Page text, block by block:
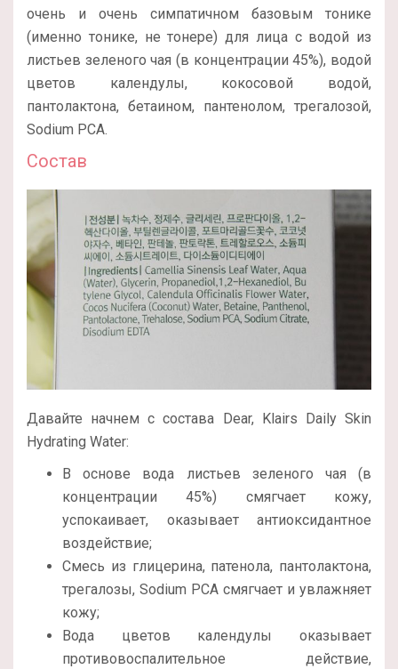
очень и очень симпатичном базовым тонике
(именно тонике, не тонере) для лица с водой из
листьев зеленого чая (в концентрации 45%), водой
цветов календулы, кокосовой водой,
пантолактона, бетаином, пантенолом, трегалозой,
Sodium PCA.
Состав
Давайте начнем с состава Dear, Klairs Daily Skin
Hydrating Water:
В основе вода листьев зеленого чая (в
концентрации 45%) смягчает кожу,
успокаивает, оказывает антиоксидантное
воздействие;
Смесь из глицерина, патенола, пантолактона,
трегалозы, Sodium PCA смягчает и увлажняет
кожу;
Вода цветов календулы оказывает
противовоспалительное действие,